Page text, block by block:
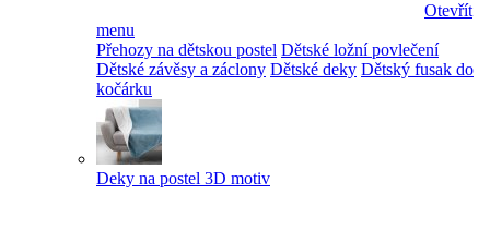
Otevřít
menu
Přehozy na dětskou postel Dětské ložní povlečení
Dětské závěsy a záclony Dětské deky Dětský fusak do
kočárku
Deky na postel 3D motiv